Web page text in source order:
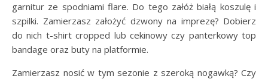
garnitur ze spodniami flare. Do tego załóż białą koszulę i
szpilki. Zamierzasz założyć dzwony na imprezę? Dobierz
do nich t-shirt cropped lub cekinowy czy panterkowy top
bandage oraz buty na platformie.
Zamierzasz nosić w tym sezonie z szeroką nogawką? Czy